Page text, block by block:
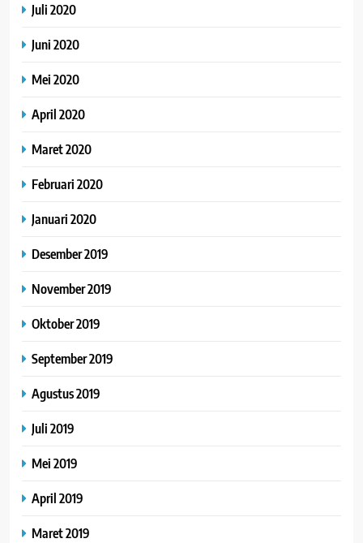
Juli 2020
Juni 2020
Mei 2020
April 2020
Maret 2020
Februari 2020
Januari 2020
Desember 2019
November 2019
Oktober 2019
September 2019
Agustus 2019
Juli 2019
Mei 2019
April 2019
Maret 2019